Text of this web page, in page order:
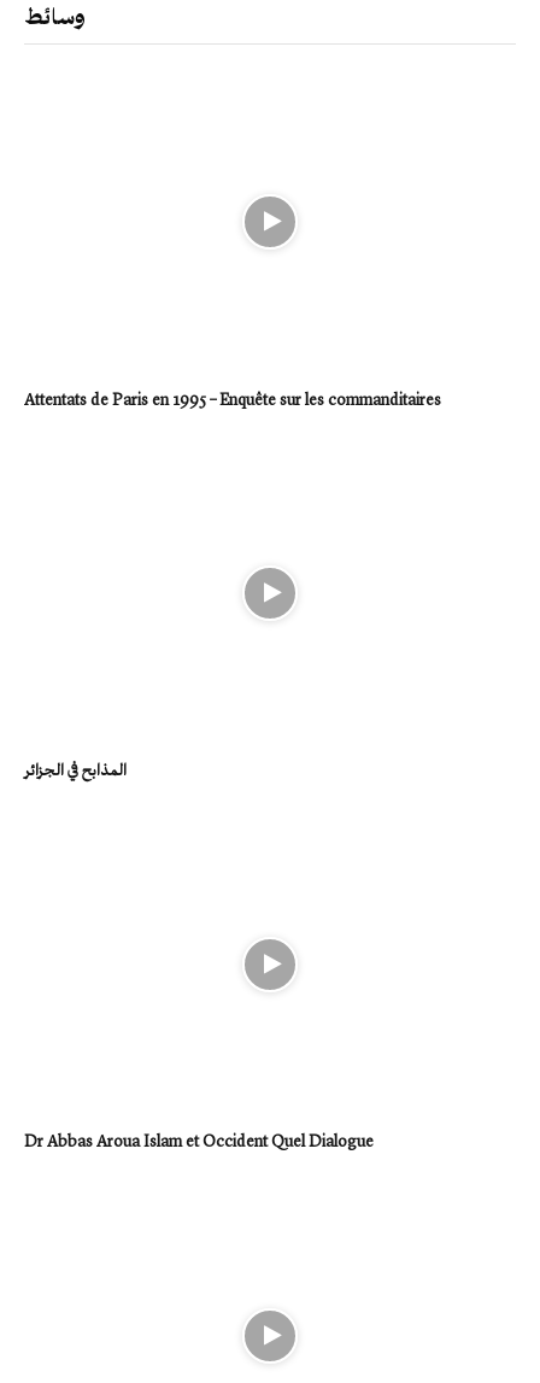
وسائط
Attentats de Paris en 1995 – Enquête sur les commanditaires
المذابح في الجزائر
Dr Abbas Aroua Islam et Occident Quel Dialogue